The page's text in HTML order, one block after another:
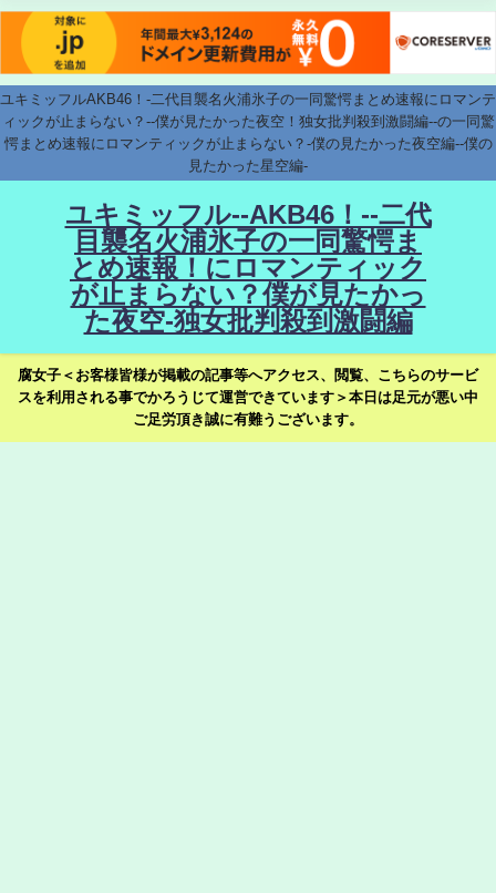
ユキミッフルAKB46！-二代目襲名火浦氷子の一同驚愕まとめ速報にロマンテ
ィックが止まらない？--僕が見たかった夜空！独女批判殺到激闘編--の一同驚
愕まとめ速報にロマンティックが止まらない？-僕の見たかった夜空編--僕の
見たかった星空編-
ユキミッフル--AKB46！--二代
目襲名火浦氷子の一同驚愕ま
とめ速報！にロマンティック
が止まらない？僕が見たかっ
た夜空-独女批判殺到激闘編
腐女子＜お客様皆様が掲載の記事等へアクセス、閲覧、こちらのサービ
スを利用される事でかろうじて運営できています＞本日は足元が悪い中
ご足労頂き誠に有難うございます。